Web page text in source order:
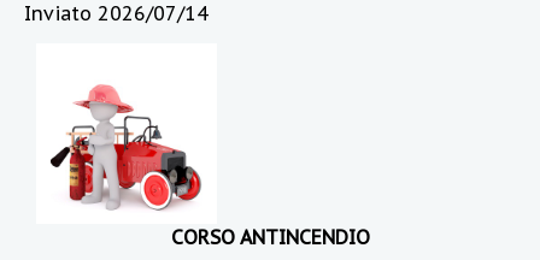
Inviato 2026/07/14
CORSO ANTINCENDIO